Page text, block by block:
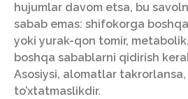
hujumlar davom etsa, bu
sabab emas: shifokorga
yoki yurak-qon tomir,
boshqa sabablarni qidirish
Asosiysi, alomatlar takrorlansa,
to’xtatmaslikdir.